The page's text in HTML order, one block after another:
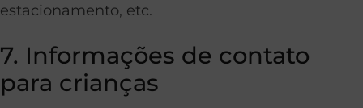
estacionamento, etc.
7. Informações de contato
para crianças